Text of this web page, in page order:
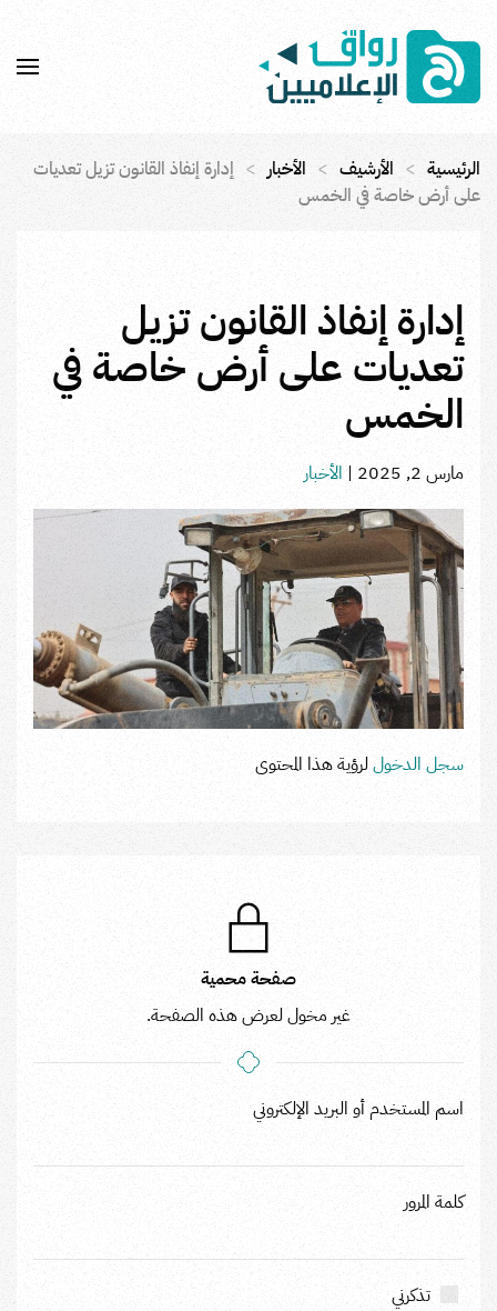
Skip to main content
الرئيسية الأرشيف الأخبار
إدارة إنفاذ القانون تزيل تعديات
على أرض خاصة في الخمس
إدارة إنفاذ القانون تزيل
تعديات على أرض خاصة في
الخمس
مارس 2, 2025 | الأخبار
سجل الدخوللرؤية هذا المحتوى
صفحة محمية
غير مخول لعرض هذه الصفحة.
اسم المستخدم أو البريد الإلكتروني
كلمة المرور
تذكرني